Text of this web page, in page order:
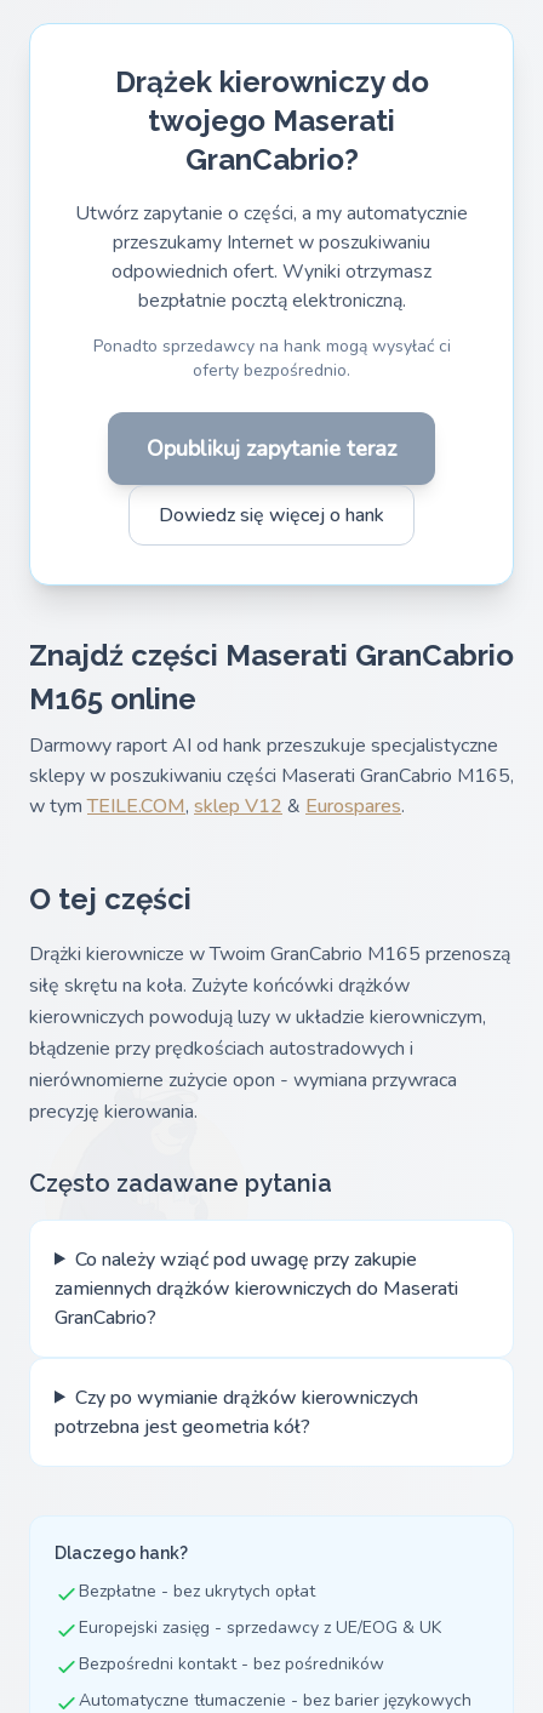
Drążek kierowniczy do
twojego Maserati
GranCabrio?
Utwórz zapytanie o części, a my automatycznie
przeszukamy Internet w poszukiwaniu
odpowiednich ofert. Wyniki otrzymasz
bezpłatnie pocztą elektroniczną.
Ponadto sprzedawcy na hank mogą wysyłać ci
oferty bezpośrednio.
Opublikuj zapytanie teraz
Dowiedz się więcej o hank
Znajdź części Maserati GranCabrio
M165 online
Darmowy raport AI od hank przeszukuje specjalistyczne
sklepy w poszukiwaniu części Maserati GranCabrio M165,
w tymTEILE.COM, sklep V12 & Eurospares.
O tej części
Drążki kierownicze w Twoim GranCabrio M165 przenoszą
siłę skrętu na koła. Zużyte końcówki drążków
kierowniczych powodują luzy w układzie kierowniczym,
błądzenie przy prędkościach autostradowych i
nierównomierne zużycie opon - wymiana przywraca
precyzję kierowania.
Często zadawane pytania
Co należy wziąć pod uwagę przy zakupie
zamiennych drążków kierowniczych do Maserati
GranCabrio?
Czy po wymianie drążków kierowniczych
potrzebna jest geometria kół?
Dlaczego hank?
Bezpłatne - bez ukrytych opłat
Europejski zasięg - sprzedawcy z UE/EOG & UK
Bezpośredni kontakt - bez pośredników
Automatyczne tłumaczenie - bez barier językowych